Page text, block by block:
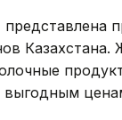
представлена
выгодным